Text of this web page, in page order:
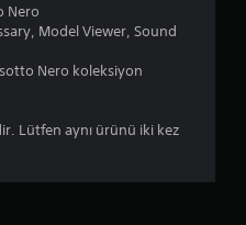
z
Nero
Model Viewer, Sound
Nero koleksiyon
Lütfen aynı ürünü iki kez